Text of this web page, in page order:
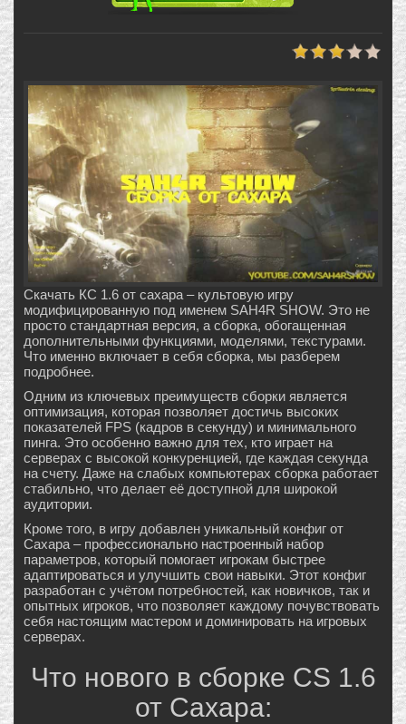
Скачать КС 1.6 от сахара – культовую игру
модифицированную под именем SAH4R SHOW. Это не
просто стандартная версия, а сборка, обогащенная
дополнительными функциями, моделями, текстурами.
Что именно включает в себя сборка, мы разберем
подробнее.
Одним из ключевых преимуществ сборки является
оптимизация, которая позволяет достичь высоких
показателей FPS (кадров в секунду) и минимального
пинга. Это особенно важно для тех, кто играет на
серверах с высокой конкуренцией, где каждая секунда
на счету. Даже на слабых компьютерах сборка работает
стабильно, что делает её доступной для широкой
аудитории.
Кроме того, в игру добавлен уникальный конфиг от
Сахара – профессионально настроенный набор
параметров, который помогает игрокам быстрее
адаптироваться и улучшить свои навыки. Этот конфиг
разработан с учётом потребностей, как новичков, так и
опытных игроков, что позволяет каждому почувствовать
себя настоящим мастером и доминировать на игровых
серверах.
Что нового в сборке CS 1.6
от Сахара: